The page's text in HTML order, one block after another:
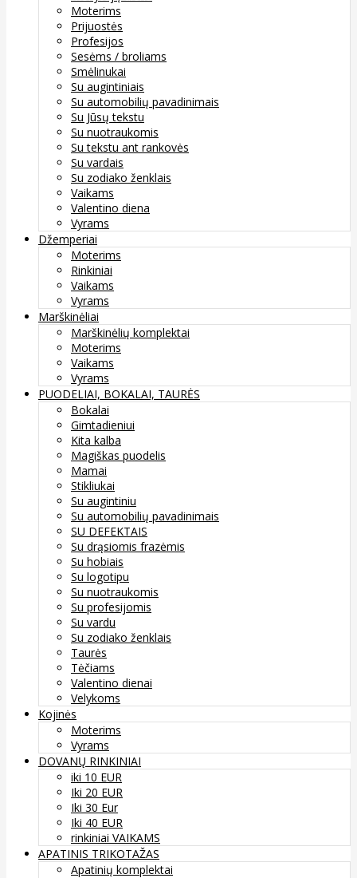
Moterims
Prijuostės
Profesijos
Sesėms / broliams
Smėlinukai
Su augintiniais
Su automobilių pavadinimais
Su Jūsų tekstu
Su nuotraukomis
Su tekstu ant rankovės
Su vardais
Su zodiako ženklais
Vaikams
Valentino diena
Vyrams
Džemperiai
Moterims
Rinkiniai
Vaikams
Vyrams
Marškinėliai
Marškinėlių komplektai
Moterims
Vaikams
Vyrams
PUODELIAI, BOKALAI, TAURĖS
Bokalai
Gimtadieniui
Kita kalba
Magiškas puodelis
Mamai
Stikliukai
Su augintiniu
Su automobilių pavadinimais
SU DEFEKTAIS
Su drąsiomis frazėmis
Su hobiais
Su logotipu
Su nuotraukomis
Su profesijomis
Su vardu
Su zodiako ženklais
Taurės
Tėčiams
Valentino dienai
Velykoms
Kojinės
Moterims
Vyrams
DOVANŲ RINKINIAI
iki 10 EUR
Iki 20 EUR
Iki 30 Eur
Iki 40 EUR
rinkiniai VAIKAMS
APATINIS TRIKOTAŽAS
Apatinių komplektai